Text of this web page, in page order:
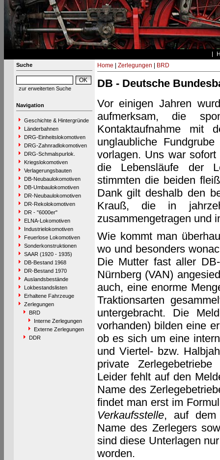
Suche
zur erweiterten Suche
Navigation
Geschichte & Hintergründe
Länderbahnen
DRG-Einheitslokomotiven
DRG-Zahnradlokomotiven
DRG-Schmalspurlok.
Kriegslokomotiven
Verlagerungsbauten
DB-Neubaulokomotiven
DB-Umbaulokomotiven
DR-Neubaulokomotiven
DR-Rekolokomotiven
DR - "6000er"
ELNA-Lokomotiven
Industrielokomotiven
Feuerlose Lokomotiven
Sonderkonstruktionen
SAAR (1920 - 1935)
DB-Bestand 1968
DR-Bestand 1970
Auslandsbestände
Lokbestandslisten
Erhaltene Fahrzeuge
Zerlegungen
BRD
Interne Zerlegungen
Externe Zerlegungen
DDR
Home Zerlegungen BRD
DB - Deutsche
Vor einigen Jahren
aufmerksam, die
Kontaktaufnahme mit
unglaubliche
vorlagen. Uns war
die Lebensläufe der
stimmten die beiden
Dank gilt deshalb den
Krauß, die in
zusammengetragen und
Wie kommt man
wo und besonders
Die Mutter fast aller
Nürnberg (VAN)
auch, eine enorme
Traktionsarten
untergebracht. Die
vorhanden) bilden eine
ob es sich um eine
und Viertel- bzw.
private
Leider fehlt auf den
Name des
findet man erst im
Verkaufsstelle, auf dem
Name des Zerlegers
sind diese Unterlagen
worden.